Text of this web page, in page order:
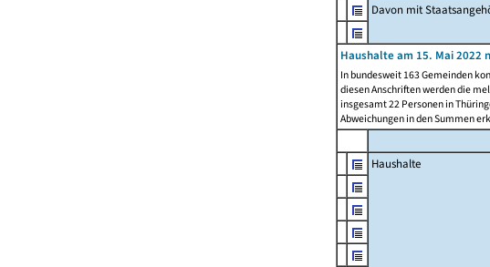
Davon mit
Haushalte am 15. Mai 2022
In bundesweit 163 Gemeinden
diesen Anschriften werden die
insgesamt 22 Personen in
Abweichungen in den Summen
Haushalte